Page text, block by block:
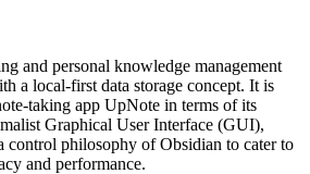
and personal knowledge management
a local-first data storage concept. It is
taking app UpNote in terms of its
Graphical User Interface (GUI),
control philosophy of Obsidian to cater to
and performance.